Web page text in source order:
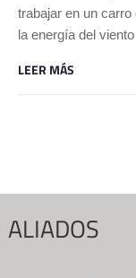
trabajar en un
la energía del
LEER MÁS
ALIADOS